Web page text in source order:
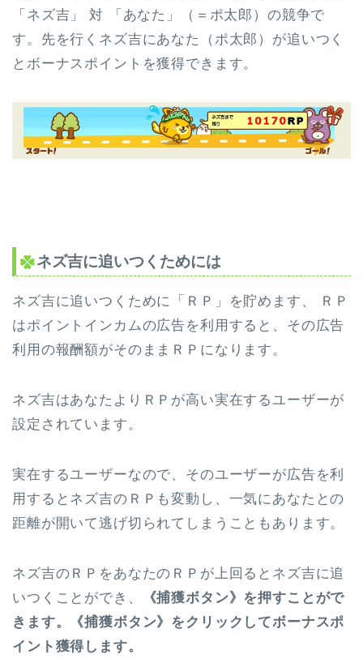
「ネズ吉」 対 「あなた」（＝ポ太郎）の競争で
す。先を行くネズ吉にあなた（ポ太郎）が追いつく
とボーナスポイントを獲得できます。
ネズ吉に追いつくためには
ネズ吉に追いつくために「ＲＰ」を貯めます、 ＲＰ
はポイントインカムの広告を利用すると、その広告
利用の報酬額がそのままＲＰになります。
ネズ吉はあなたよりＲＰが高い実在するユーザーが
設定されています。
実在するユーザーなので、そのユーザーが広告を利
用するとネズ吉のＲＰも変動し、一気にあなたとの
距離が開いて逃げ切られてしまうこともあります。
ネズ吉のＲＰをあなたのＲＰが上回るとネズ吉に追
いつくことができ、
《捕獲ボタン》を押すことがで
きます。《捕獲ボタン》をクリックしてボーナスポ
イント獲得します。